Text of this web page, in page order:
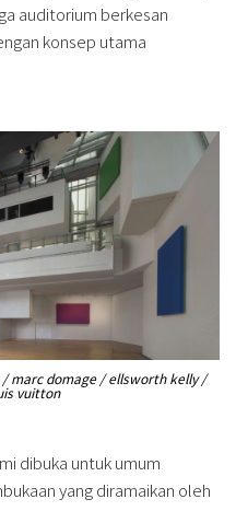
auditorium berkesan
konsep utama
marc domage / ellsworth kelly /
vuitton
dibuka untuk umum
yang diramaikan oleh